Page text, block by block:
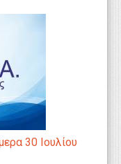
30 Ιουλίου